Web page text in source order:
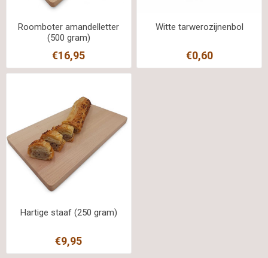
Roomboter amandelletter
(500 gram)
€16,95
Witte tarwerozijnenbol
€0,60
Hartige staaf (250 gram)
€9,95